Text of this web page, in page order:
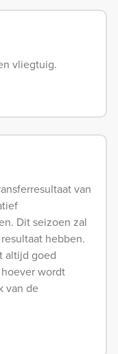
vliegtuig.
van
Dit seizoen zal
hebben.
altijd goed
wordt
van de